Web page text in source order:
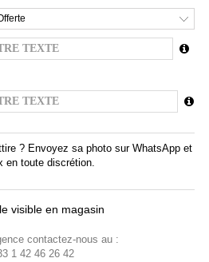
? Envoyez sa photo sur WhatsApp et
en toute discrétion.
visible en magasin
contactez-nous au :
1 42 46 26 42